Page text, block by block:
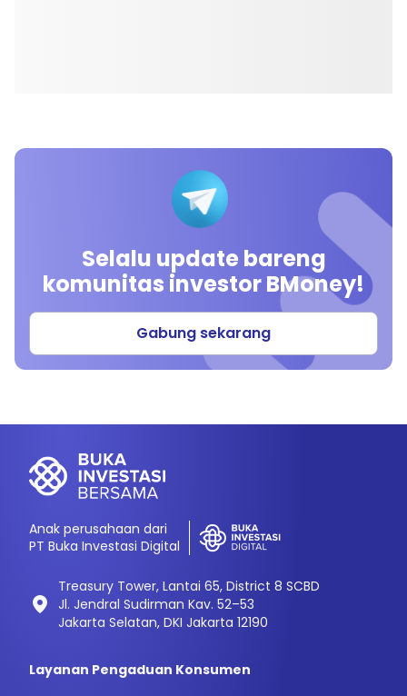
Selalu update bareng
komunitas investor BMoney!
Gabung sekarang
Anak perusahaan dari
PT Buka Investasi Digital
Treasury Tower, Lantai 65, District 8 SCBD
Jl. Jendral Sudirman Kav. 52–53
Jakarta Selatan, DKI Jakarta 12190
Layanan Pengaduan Konsumen